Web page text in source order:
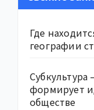
Где
географии
формирует
обществе